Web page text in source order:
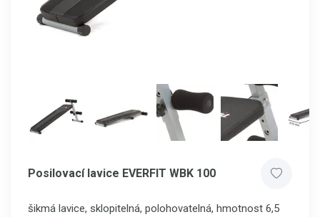
Posilovací lavice EVERFIT WBK 100
šikmá lavice, sklopitelná, polohovatelná, hmotnost 6,5